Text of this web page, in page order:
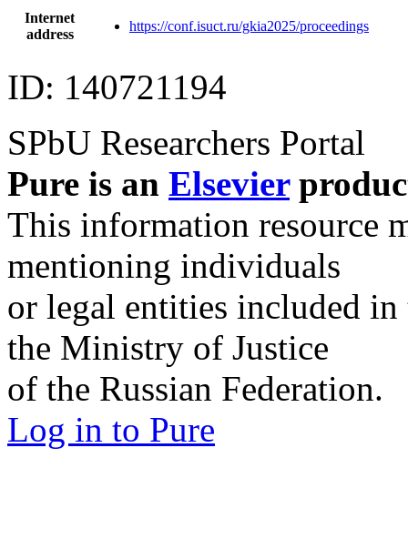
Internet
address
https://conf.isuct.ru/gkia2025/proceedings
ID: 140721194
SPbU Researchers Portal
Pure is an Elsevier
This information resource
mentioning individuals
or legal entities included
the Ministry of Justice
of the Russian Federation.
Log in to Pure